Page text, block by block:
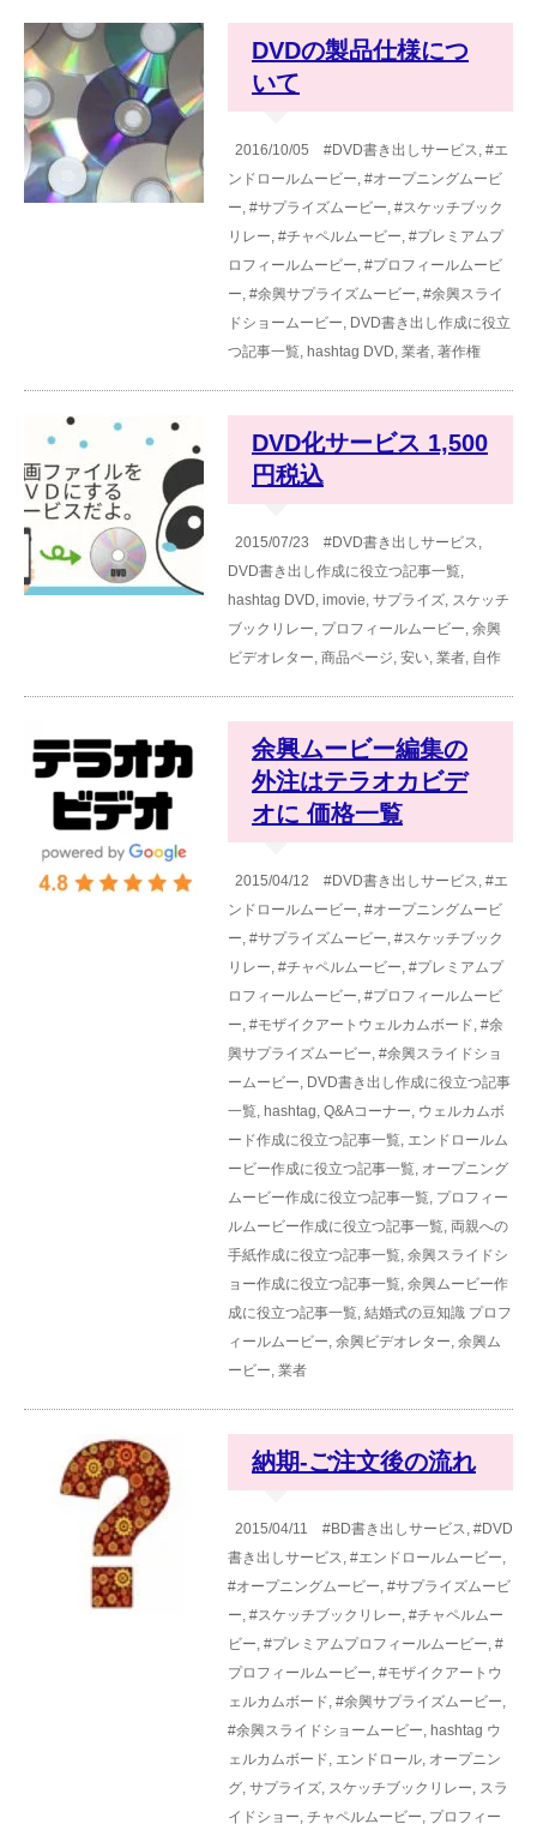
DVDの製品仕様につ
いて
2016/10/05 #DVD書き出しサービス, #エ
ンドロールムービー, #オープニングムービ
ー, #サプライズムービー, #スケッチブック
リレー, #チャペルムービー, #プレミアムプ
ロフィールムービー, #プロフィールムービ
ー, #余興サプライズムービー, #余興スライ
ドショームービー, DVD書き出し作成に役立
つ記事一覧, hashtag DVD, 業者, 著作権
DVD化サービス 1,500
円税込
2015/07/23 #DVD書き出しサービス,
DVD書き出し作成に役立つ記事一覧,
hashtag DVD, imovie, サプライズ, スケッチ
ブックリレー, プロフィールムービー, 余興
ビデオレター, 商品ページ, 安い, 業者, 自作
余興ムービー編集の
外注はテラオカビデ
オに 価格一覧
2015/04/12 #DVD書き出しサービス, #エ
ンドロールムービー, #オープニングムービ
ー, #サプライズムービー, #スケッチブック
リレー, #チャペルムービー, #プレミアムプ
ロフィールムービー, #プロフィールムービ
ー, #モザイクアートウェルカムボード, #余
興サプライズムービー, #余興スライドショ
ームービー, DVD書き出し作成に役立つ記事
一覧, hashtag, Q&Aコーナー, ウェルカムボ
ード作成に役立つ記事一覧, エンドロールム
ービー作成に役立つ記事一覧, オープニング
ムービー作成に役立つ記事一覧, プロフィー
ルムービー作成に役立つ記事一覧, 両親への
手紙作成に役立つ記事一覧, 余興スライドシ
ョー作成に役立つ記事一覧, 余興ムービー作
成に役立つ記事一覧, 結婚式の豆知識 プロフ
ィールムービー, 余興ビデオレター, 余興ム
ービー, 業者
納期-ご注文後の流れ
2015/04/11 #BD書き出しサービス, #DVD
書き出しサービス, #エンドロールムービー,
#オープニングムービー, #サプライズムービ
ー, #スケッチブックリレー, #チャペルムー
ビー, #プレミアムプロフィールムービー, #
プロフィールムービー, #モザイクアートウ
ェルカムボード, #余興サプライズムービー,
#余興スライドショームービー, hashtag ウ
ェルカムボード, エンドロール, オープニン
グ, サプライズ, スケッチブックリレー, スラ
イドショー, チャペルムービー, プロフィー